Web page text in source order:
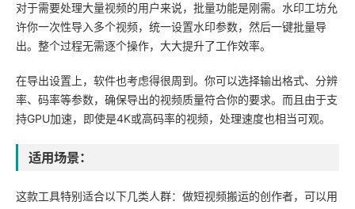
对于需要处理大量视频的用户来说，批量功能是刚需。水印工坊允
许你一次性导入多个视频，统一设置水印参数，然后一键批量导
出。整个过程无需逐个操作，大大提升了工作效率。
在导出设置上，软件也考虑得很周到。你可以选择输出格式、分辨
率、码率等参数，确保导出的视频质量符合你的要求。而且由于支
持GPU加速，即使是4K或高码率的视频，处理速度也相当可观。
适用场景：
这款工具特别适合以下几类人群：做短视频搬运的创作者，可以用